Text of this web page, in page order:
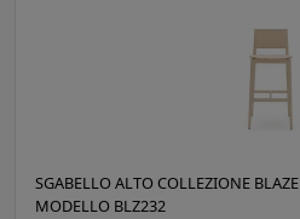
SGABELLO ALTO COLLEZIONE
MODELLO BLZ232